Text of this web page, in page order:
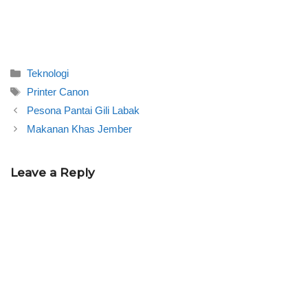
Categories
Teknologi
Tags
Printer Canon
Pesona Pantai Gili Labak
Makanan Khas Jember
Leave a Reply